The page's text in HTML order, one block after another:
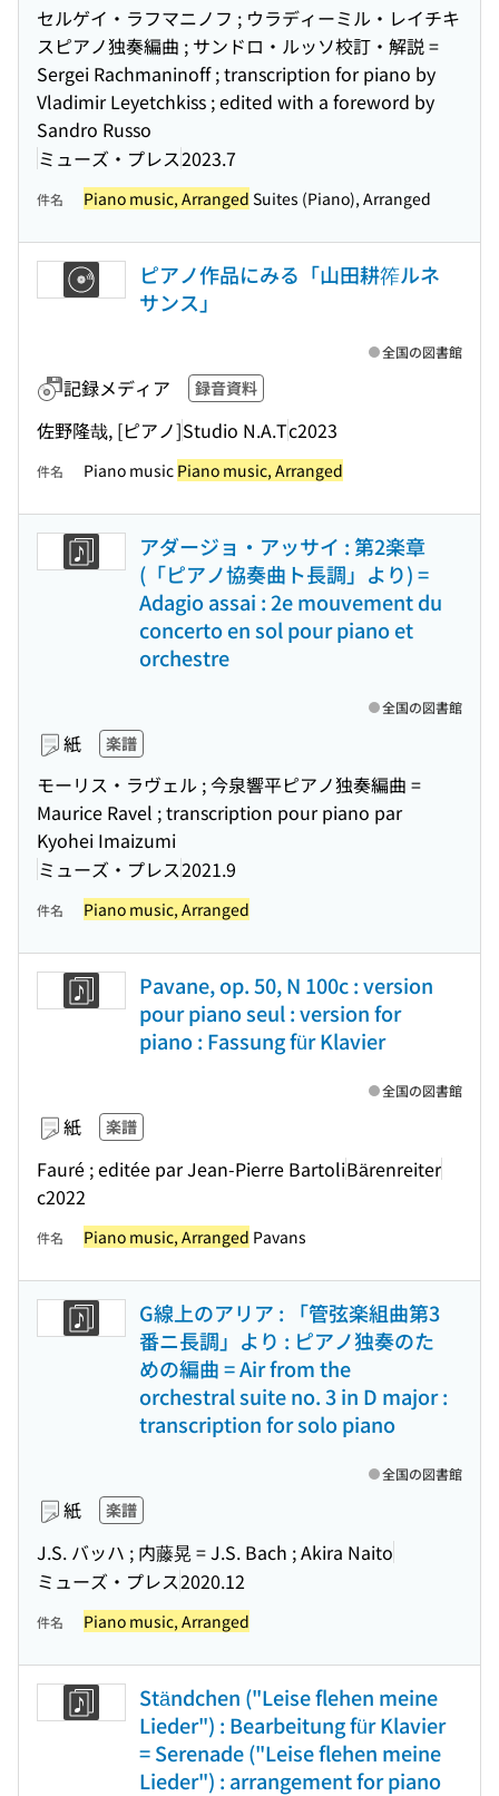
セルゲイ・ラフマニノフ ; ウラディーミル・レイチキ
スピアノ独奏編曲 ; サンドロ・ルッソ校訂・解説 =
Sergei Rachmaninoff ; transcription for piano by
Vladimir Leyetchkiss ; edited with a foreword by
Sandro Russo
ミューズ・プレス2023.7
件名 Piano music, Arranged Suites (Piano), Arranged
ピアノ作品にみる「山田耕筰ルネ
サンス」
記録メディア 録音資料
佐野隆哉, [ピアノ]Studio N.A.Tc2023
全国の図書館
件名 Piano music Piano music, Arranged
アダージョ・アッサイ : 第2楽章
(「ピアノ協奏曲ト長調」より) =
Adagio assai : 2e mouvement du
concerto en sol pour piano et
orchestre
紙 楽譜
モーリス・ラヴェル ; 今泉響平ピアノ独奏編曲 =
Maurice Ravel ; transcription pour piano par
Kyohei Imaizumi
ミューズ・プレス2021.9
全国の図書館
件名 Piano music, Arranged
Pavane, op. 50, N 100c : version
pour piano seul : version for
piano : Fassung für Klavier
紙 楽譜
Fauré ; editée par Jean-Pierre BartoliBärenreiter
c2022
全国の図書館
件名 Piano music, Arranged Pavans
G線上のアリア : 「管弦楽組曲第3
番ニ長調」より : ピアノ独奏のた
めの編曲 = Air from the
orchestral suite no. 3 in D major :
transcription for solo piano
紙 楽譜
J.S. バッハ ; 内藤晃 = J.S. Bach ; Akira Naito
ミューズ・プレス2020.12
全国の図書館
件名 Piano music, Arranged
Ständchen ("Leise flehen meine
Lieder") : Bearbeitung für Klavier
= Serenade ("Leise flehen meine
Lieder") : arrangement for piano